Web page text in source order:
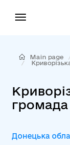
Main page
громада
Донецька